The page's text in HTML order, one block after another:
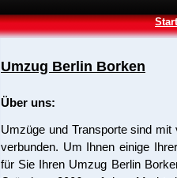
Umzug Berlin Borken
Über uns:
Umzüge und Transporte sind
verbunden. Um Ihnen einige
für Sie Ihren Umzug Berlin